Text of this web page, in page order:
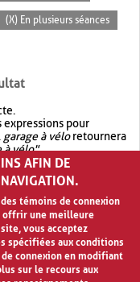
(X) En plusieurs séances
pour
garage à véloretournera
à vélo".
OR.garage OR vélo
garage à vélo
AFIN DE
témoins de connexion
offrir une meilleure
vous acceptez
spécifiées aux conditions
connexion en modifiant
sur le recours aux